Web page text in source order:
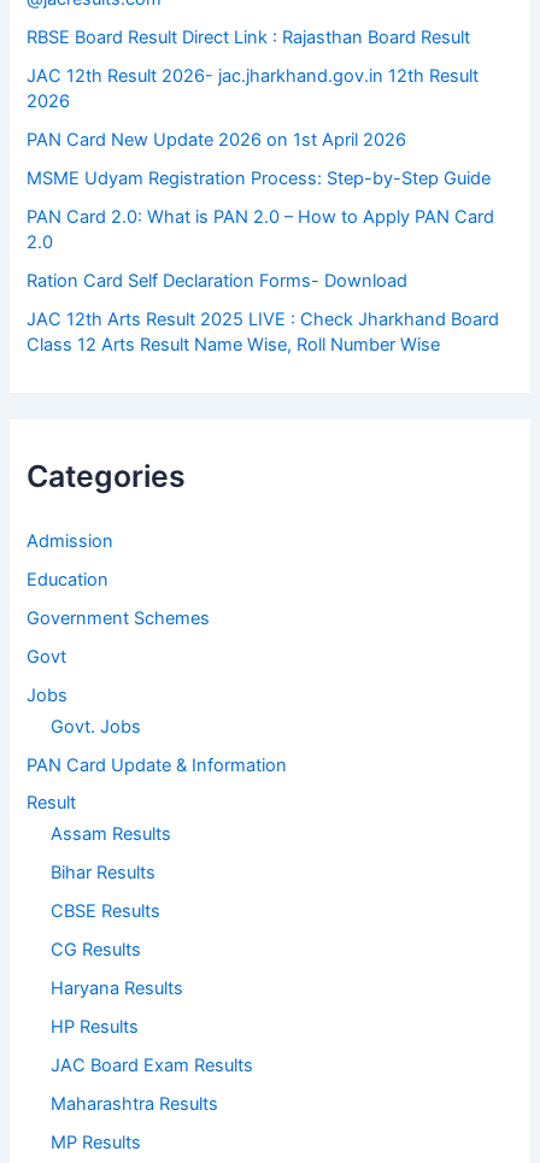
RBSE Board Result Direct Link : ​Rajasthan Board Result
JAC 12th Result 2026- jac.jharkhand.gov.in 12th Result
2026
PAN Card New Update 2026 on 1st April 2026
MSME Udyam Registration Process: Step-by-Step Guide
PAN Card 2.0: What is PAN 2.0 – How to Apply PAN Card
2.0
Ration Card Self Declaration Forms- Download
JAC 12th Arts Result 2025 LIVE : Check Jharkhand Board
Class 12 Arts Result Name Wise, Roll Number Wise
Categories
Admission
Education
Government Schemes
Govt
Jobs
Govt. Jobs
PAN Card Update & Information
Result
Assam Results
Bihar Results
CBSE Results
CG Results
Haryana Results
HP Results
JAC Board Exam Results
Maharashtra Results
MP Results